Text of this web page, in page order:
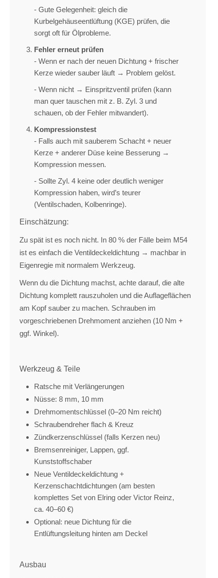
- Gute Gelegenheit: gleich die
Kurbelgehäuseentlüftung (KGE) prüfen, die
sorgt oft für Ölprobleme.
Fehler erneut prüfen
- Wenn er nach der neuen Dichtung + frischer
Kerze wieder sauber läuft → Problem gelöst.
- Wenn nicht → Einspritzventil prüfen (kann
man quer tauschen mit z. B. Zyl. 3 und
schauen, ob der Fehler mitwandert).
Kompressionstest
- Falls auch mit sauberem Schacht + neuer
Kerze + anderer Düse keine Besserung →
Kompression messen.
- Sollte Zyl. 4 keine oder deutlich weniger
Kompression haben, wird’s teurer
(Ventilschaden, Kolbenringe).
Einschätzung:
Zu spät ist es noch nicht. In 80 % der Fälle beim M54
ist es einfach die Ventildeckeldichtung → machbar in
Eigenregie mit normalem Werkzeug.
Wenn du die Dichtung machst, achte darauf, die alte
Dichtung komplett rauszuholen und die Auflageflächen
am Kopf sauber zu machen. Schrauben im
vorgeschriebenen Drehmoment anziehen (10 Nm +
ggf. Winkel).
Werkzeug & Teile
Ratsche mit Verlängerungen
Nüsse: 8 mm, 10 mm
Drehmomentschlüssel (0–20 Nm reicht)
Schraubendreher flach & Kreuz
Zündkerzenschlüssel (falls Kerzen neu)
Bremsenreiniger, Lappen, ggf.
Kunststoffschaber
Neue Ventildeckeldichtung +
Kerzenschachtdichtungen (am besten
komplettes Set von Elring oder Victor Reinz,
ca. 40–60 €)
Optional: neue Dichtung für die
Entlüftungsleitung hinten am Deckel
Ausbau